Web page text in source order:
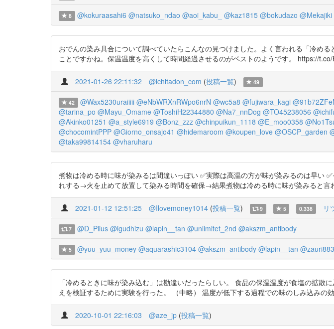
8 @kokuraasahi6 @natsuko_ndao @aoi_kabu_ @kaz1815 @bokudazo @Mekajiki
おでんの染み具合について調べていたらこんなの見つけました。よく言われる「冷め
ことですかね。保温温度を高くして時間経過させるのがベストのようです。 https://
2021-01-26 22:11:32 @ichitadon_com (投稿一覧) 49
42 @Wax5230uraiiiii @eNbWRXnRWpo6nrN @wc5a8 @fujiwara_kagi
@tarina_po @Mayu_Omame @ToshiH22344880 @Na7_nnDog @TO45238056
@Akinko01251 @a_style6919 @Bonz_zzz @chinpuikun_1118 @E_moo0358
@chocomintPPP @Giorno_onsajo41 @hidemaroom @koupen_love @OSCP_garden
@taka99814154 @vharuharu
煮物は冷める時に味が染みるは間違いっぽい ✅実際は高温の方が味が染みるのは早い
れする→火を止めて放置して染みる時間を確保→結果煮物は冷める時に味が染みると
2021-01-12 12:51:25 @Ilovemoney1014 (投稿一覧) 9 5 0.338 リ
7 @D_Plius @igudhizu @lapin__tan @unlimitet_2nd @akszm_antibody
5 @yuu_yuu_money @aquarashic3104 @akszm_antibody @lapin__tan
「冷めるときに味が染み込む」は勘違いだったらしい。 食品の保温温度が食塩の拡
えを検証するために実験を行った。 （中略） 温度が低下する過程での味のしみ込みの
2020-10-01 22:16:03 @aze_jp (投稿一覧)